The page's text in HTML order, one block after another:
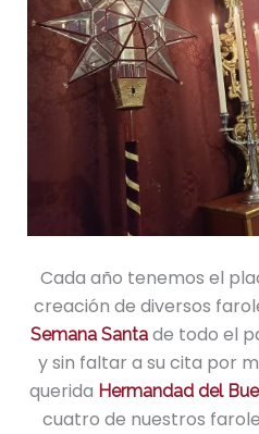
Cada año tenemos el
creación de diversos
Semana Santa de todo el
y sin faltar a su cita por
querida Hermandad del
cuatro de nuestros